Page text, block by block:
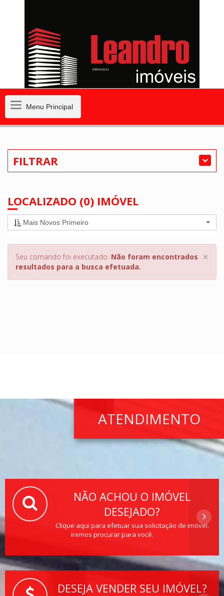
MenuMenu Principal
FILTRAR
LOCALIZADO (0) IMÓVEL
Mais Novos Primeiro
×
Seu comando foi executado. Não foram encontrados
resultados para a busca efetuada.
ATENDIMENTO
NÃO ACHOU O IMÓVEL
DESEJADO?
Clique aqui para efetuar sua solicitação de imóvel.
Iremos procurar para você.
DESEJA VENDER SEU IMÓVEL?